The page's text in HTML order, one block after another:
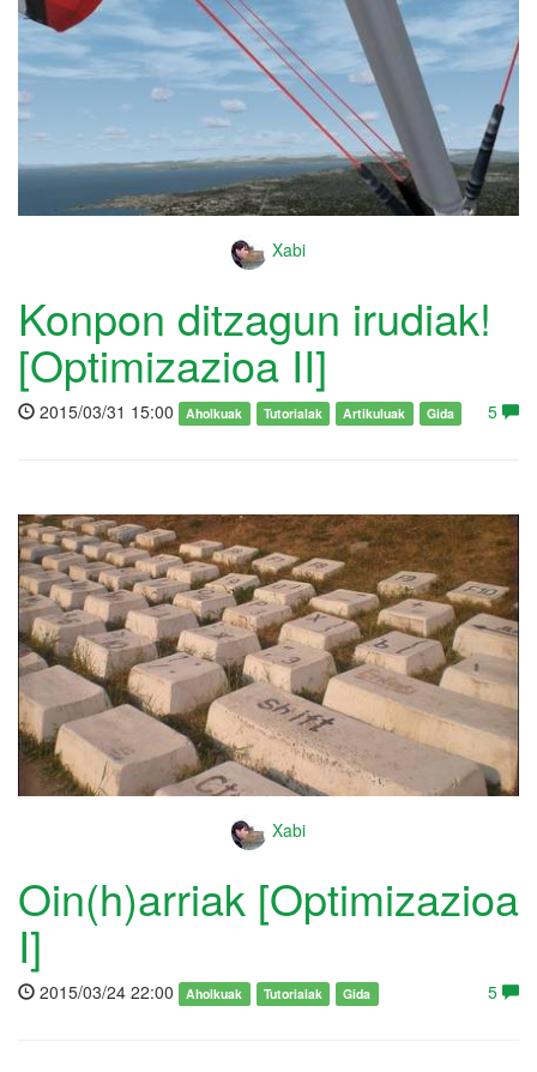
Xabi
Konpon ditzagun irudiak!
[Optimizazioa II]
2015/03/31 15:00 Aholkuak Tutorialak Artikuluak Gida 5
Xabi
Oin(h)arriak [Optimizazioa
I]
2015/03/24 22:00 Aholkuak Tutorialak Gida 5